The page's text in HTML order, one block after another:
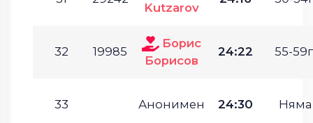
Kutzarov
32 19985
Борис
Борисов
24:22 55-
33 Анонимен 24:30 Няма